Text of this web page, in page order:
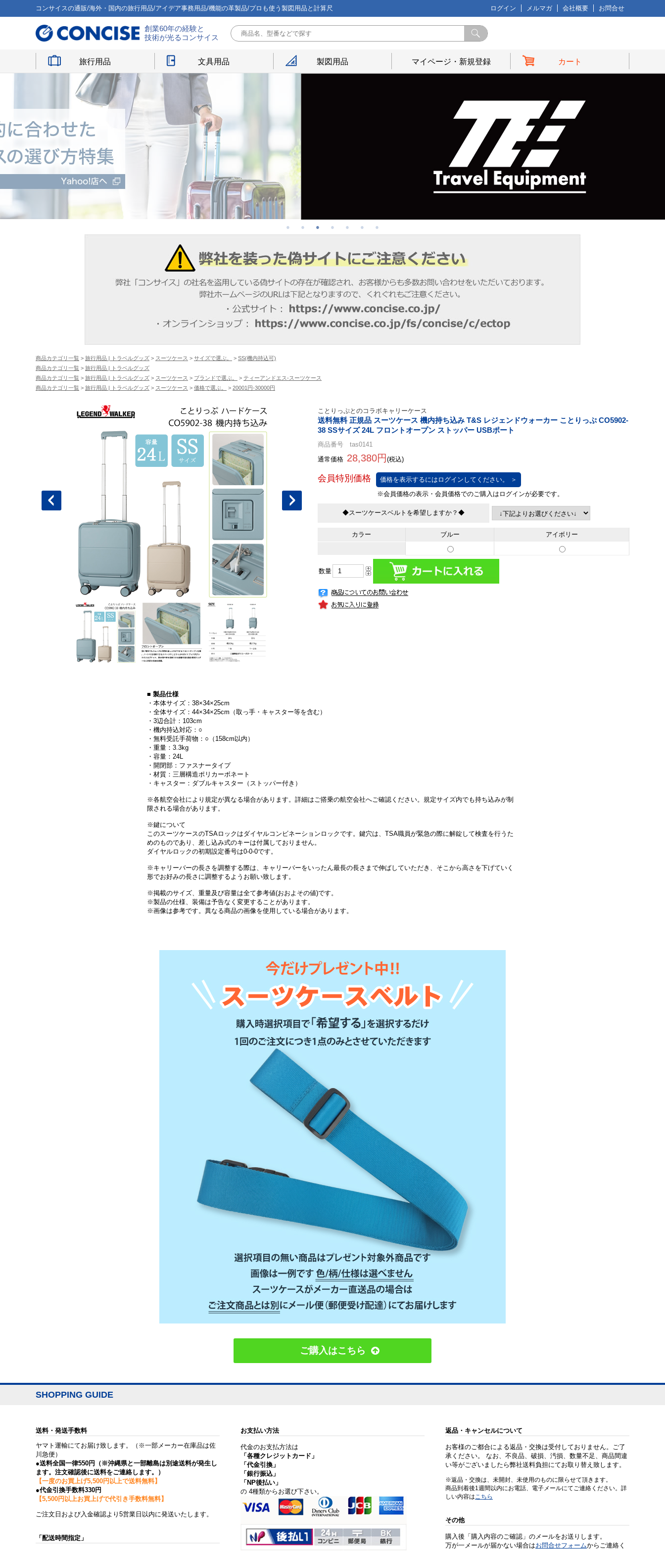
コンサイスの通販/海外・国内の旅行用品/アイデア事務用品/機能の革製品/プロも使う製図用品と計算尺 ログイン メルマガ 会社概要 お問合せ
創業60年の経験と
技術が光るコンサイス
旅行用品 文具用品 製図用品 マイページ・新規登録 カート
商品カテゴリ一覧 > 旅行用品 | トラベルグッズ > スーツケース > サイズで選ぶ。 > SS(機内持込可)
商品カテゴリ一覧 > 旅行用品 | トラベルグッズ
商品カテゴリ一覧 > 旅行用品 | トラベルグッズ > スーツケース > ブランドで選ぶ。 > ティーアンドエス-スーツケース
商品カテゴリ一覧 > 旅行用品 | トラベルグッズ > スーツケース > 価格で選ぶ。 > 20001円-30000円
ことりっぷとのコラボキャリーケース
送料無料 正規品 スーツケース 機内持ち込み T&S レジェンドウォーカー ことりっぷ CO5902-
38 SSサイズ 24L フロントオープン ストッパー USBポート
商品番号 tas0141
通常価格 28,380円 (税込)
価格を表示するにはログインしてください。 ＞
◆スーツケースベルトを希望しますか？◆
カラー ブルー アイボリー
数量
■ 製品仕様
・本体サイズ：38×34×25cm
・全体サイズ：44×34×25cm（取っ手・キャスター等を含む）
・3辺合計：103cm
・機内持込対応：○
・無料受託手荷物：○（158cm以内）
・重量：3.3kg
・容量：24L
・開閉部：ファスナータイプ
・材質：三層構造ポリカーボネート
・キャスター：ダブルキャスター（ストッパー付き）
※各航空会社により規定が異なる場合があります。詳細はご搭乗の航空会社へご確認ください。規定サイズ内でも持ち込みが制
限される場合があります。
※鍵について
このスーツケースのTSAロックはダイヤルコンビネーションロックです。鍵穴は、TSA職員が緊急の際に解錠して検査を行うた
めのものであり、差し込み式のキーは付属しておりません。
ダイヤルロックの初期設定番号は0-0-0です。
※キャリーバーの長さを調整する際は、キャリーバーをいったん最長の長さまで伸ばしていただき、そこから高さを下げていく
形でお好みの長さに調整するようお願い致します。
※掲載のサイズ、重量及び容量は全て参考値(おおよその値)です。
※製品の仕様、装備は予告なく変更することがあります。
※画像は参考です。異なる商品の画像を使用している場合があります。
ご購入はこちら
SHOPPING GUIDE
送料・発送手数料
ヤマト運輸にてお届け致します。（※一部メーカー在庫品は佐
川急便）
●送料全国一律550円（※沖縄県と一部離島は別途送料が発生し
ます。注文確認後に送料をご連絡します。）
【一度のお買上げ5,500円以上で送料無料】
●代金引換手数料330円
【5,500円以上お買上げで代引き手数料無料】
ご注文日および入金確認より5営業日以内に発送いたします。
「配送時間指定」
お支払い方法
代金のお支払方法は
「各種クレジットカード」
「代金引換」
「銀行振込」
「NP後払い」
の 4種類からお選び下さい。
返品・キャンセルについて
お客様のご都合による返品・交換は受付しておりません。ご了
承ください。 なお、不良品、破損、汚損、数量不足、商品間違
い等がございましたら弊社送料負担にてお取り替え致します。
※返品・交換は、未開封、未使用のものに限らせて頂きます。
商品到着後1週間以内にお電話、電子メールにてご連絡ください。詳
しい内容はこちら
その他
購入後「購入内容のご確認」のメールをお送りします。
万が一メールが届かない場合はお問合せフォームからご連絡く